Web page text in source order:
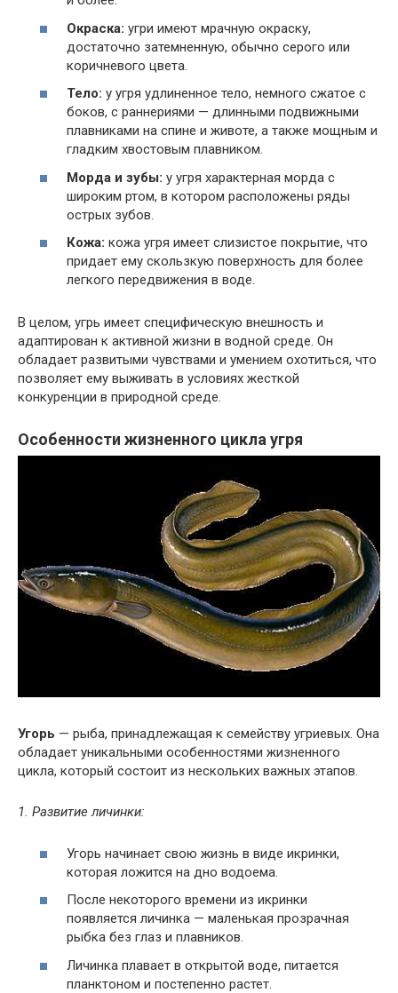
Окраска: угри имеют мрачную окраску,
достаточно затемненную, обычно серого или
коричневого цвета.
Тело: у угря удлиненное тело, немного сжатое с
боков, с раннериями — длинными подвижными
плавниками на спине и животе, а также мощным и
гладким хвостовым плавником.
Морда и зубы: у угря характерная морда с
широким ртом, в котором расположены ряды
острых зубов.
Кожа: кожа угря имеет слизистое покрытие, что
придает ему скользкую поверхность для более
легкого передвижения в воде.
В целом, угрь имеет специфическую внешность и
адаптирован к активной жизни в водной среде. Он
обладает развитыми чувствами и умением охотиться, что
позволяет ему выживать в условиях жесткой
конкуренции в природной среде.
Особенности жизненного цикла угря
Угорь — рыба, принадлежащая к семейству угриевых. Она
обладает уникальными особенностями жизненного
цикла, который состоит из нескольких важных этапов.
1. Развитие личинки:
Угорь начинает свою жизнь в виде икринки,
которая ложится на дно водоема.
После некоторого времени из икринки
появляется личинка — маленькая прозрачная
рыбка без глаз и плавников.
Личинка плавает в открытой воде, питается
планктоном и постепенно растет.